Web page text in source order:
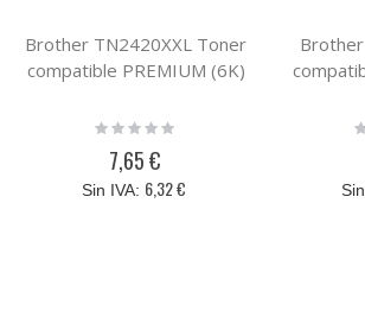
Brother TN2420XXL Toner
compatible PREMIUM (6K)
Rating:
7,65 €
6,32 €